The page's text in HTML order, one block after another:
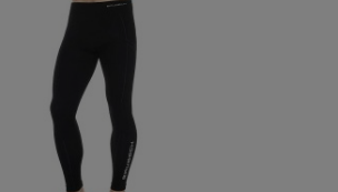
59,00 zł
59,00 zł
KOSZYKA